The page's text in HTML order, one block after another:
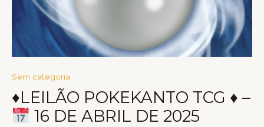
Sem categoria
♦LEILÃO POKEKANTO TCG ♦ –
16 DE ABRIL DE 2025